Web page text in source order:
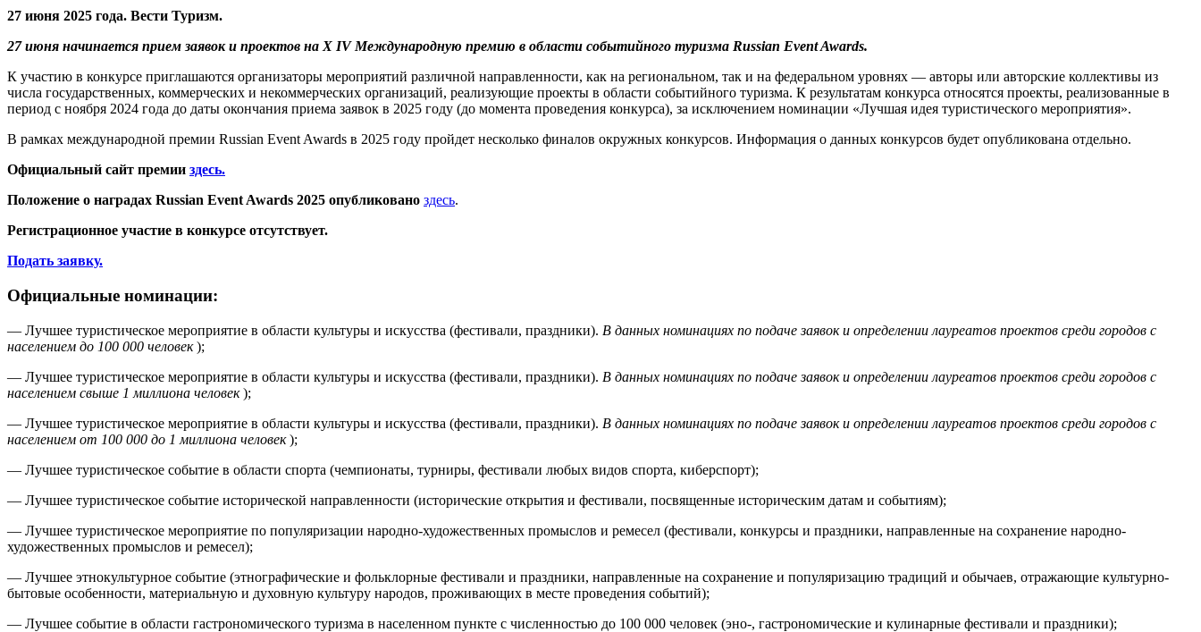
27 июня 2025 года. Вести Туризм.
27 июня начинается прием заявок и проектов на X IV Международную премию в области событийного туризма Russian Event Awards.
К участию в конкурсе приглашаются организаторы мероприятий различной направленности, как на региональном, так и на федеральном уровнях — авторы или авторские коллективы из
числа государственных, коммерческих и некоммерческих организаций, реализующие проекты в области событийного туризма. К результатам конкурса относятся проекты, реализованные в
период с ноября 2024 года до даты окончания приема заявок в 2025 году (до момента проведения конкурса), за исключением номинации «Лучшая идея туристического мероприятия».
В рамках международной премии Russian Event Awards в 2025 году пройдет несколько финалов окружных конкурсов. Информация о данных конкурсов будет опубликована отдельно.
Официальный сайт премии здесь.
Положение о наградах Russian Event Awards 2025 опубликовано здесь.
Регистрационное участие в конкурсе отсутствует.
Подать заявку.
Официальные номинации:
— Лучшее туристическое мероприятие в области культуры и искусства (фестивали, праздники). В данных номинациях по подаче заявок и определении лауреатов проектов среди городов с
населением до 100 000 человек);
— Лучшее туристическое мероприятие в области культуры и искусства (фестивали, праздники). В данных номинациях по подаче заявок и определении лауреатов проектов среди городов с
населением свыше 1 миллиона человек);
— Лучшее туристическое мероприятие в области культуры и искусства (фестивали, праздники). В данных номинациях по подаче заявок и определении лауреатов проектов среди городов с
населением от 100 000 до 1 миллиона человек);
— Лучшее туристическое событие в области спорта (чемпионаты, турниры, фестивали любых видов спорта, киберспорт);
— Лучшее туристическое событие исторической направленности (исторические открытия и фестивали, посвященные историческим датам и событиям);
— Лучшее туристическое мероприятие по популяризации народно-художественных промыслов и ремесел (фестивали, конкурсы и праздники, направленные на сохранение народно-
художественных промыслов и ремесел);
— Лучшее этнокультурное событие (этнографические и фольклорные фестивали и праздники, направленные на сохранение и популяризацию традиций и обычаев, отражающие культурно-
бытовые особенности, материальную и духовную культуру народов, проживающих в месте проведения событий);
— Лучшее событие в области гастрономического туризма в населенном пункте с численностью до 100 000 человек (эно-, гастрономические и кулинарные фестивали и праздники);